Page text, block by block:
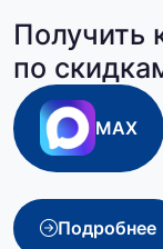
Получить
по
MAX
Подробнее